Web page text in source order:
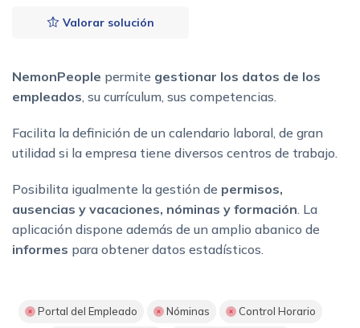
Valorar solución
NemonPeople permite gestionar los datos de los
empleados , su currículum, sus competencias.
Facilita la definición de un calendario laboral, de gran
utilidad si la empresa tiene diversos centros de trabajo.
Posibilita igualmente la gestión de permisos,
ausencias y vacaciones, nóminas y formación . La
aplicación dispone además de un amplio abanico de
informes para obtener datos estadísticos.
Portal del Empleado Nóminas Control Horario